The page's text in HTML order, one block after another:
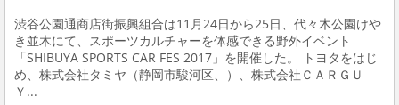
渋谷公園通商店街振興組合は11月24日から25日、代々木公園けや
き並木にて、スポーツカルチャーを体感できる野外イベント
「SHIBUYA SPORTS CAR FES 2017」を開催した。 トヨタをはじ
め、株式会社タミヤ（静岡市駿河区、）、株式会社ＣＡＲＧＵ
Ｙ...